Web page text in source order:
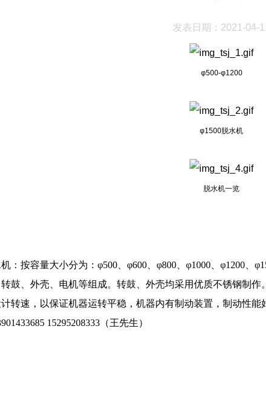
发表日期：2021-04-
φ500-φ1200
φ1500脱水机
脱水机一览
：按容量大小分为：φ500、φ600、φ800、φ1000、φ1200、
鼓、外壳、电机等组成。转鼓、外壳均采用优质不锈钢制
转速，以保证机器运转平稳，机器内有制动装置，制动性
15295208333（王先生）